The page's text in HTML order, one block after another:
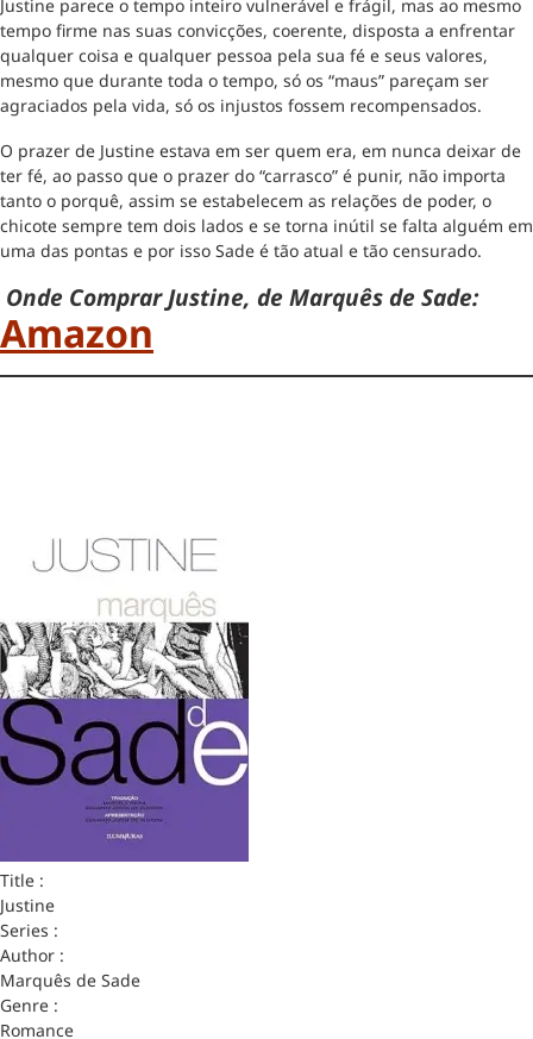
Justine parece o tempo inteiro vulnerável e frágil, mas ao mesmo
tempo firme nas suas convicções, coerente, disposta a enfrentar
qualquer coisa e qualquer pessoa pela sua fé e seus valores,
mesmo que durante toda o tempo, só os “maus” pareçam ser
agraciados pela vida, só os injustos fossem recompensados.
O prazer de Justine estava em ser quem era, em nunca deixar de
ter fé, ao passo que o prazer do “carrasco” é punir, não importa
tanto o porquê, assim se estabelecem as relações de poder, o
chicote sempre tem dois lados e se torna inútil se falta alguém em
uma das pontas e por isso Sade é tão atual e tão censurado.
Onde Comprar Justine, de Marquês de Sade:
Amazon
Title :
Justine
Series :
Author :
Marquês de Sade
Genre :
Romance